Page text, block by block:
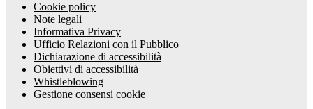
Cookie policy
Note legali
Informativa Privacy
Ufficio Relazioni con il Pubblico
Dichiarazione di accessibilità
Obiettivi di accessibilità
Whistleblowing
Gestione consensi cookie